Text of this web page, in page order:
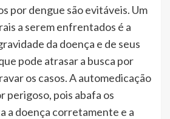
por dengue são evitáveis. Um
a serem enfrentados é a
da doença e de seus
pode atrasar a busca por
os casos. A automedicação
perigoso, pois abafa os
a doença corretamente e a